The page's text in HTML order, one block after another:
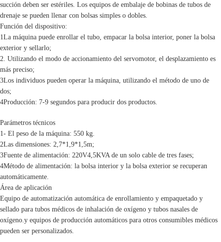
succión deben ser estériles. Los equipos de embalaje de bobinas de tubos de
drenaje se pueden llenar con bolsas simples o dobles.
Función del dispositivo:
1La máquina puede enrollar el tubo, empacar la bolsa interior, poner la bolsa
exterior y sellarlo;
2. Utilizando el modo de accionamiento del servomotor, el desplazamiento es
más preciso;
3Los individuos pueden operar la máquina, utilizando el método de uno de
dos;
4Producción: 7-9 segundos para producir dos productos.
Parámetros técnicos
1- El peso de la máquina: 550 kg.
2Las dimensiones: 2,7*1,9*1,5m;
3Fuente de alimentación: 220V4,5KVA de un solo cable de tres fases;
4Método de alimentación: la bolsa interior y la bolsa exterior se recuperan
automáticamente.
Área de aplicación
Equipo de automatización automática de enrollamiento y empaquetado y
sellado para tubos médicos de inhalación de oxígeno y tubos nasales de
oxígeno.y equipos de producción automáticos para otros consumibles médicos
pueden ser personalizados.